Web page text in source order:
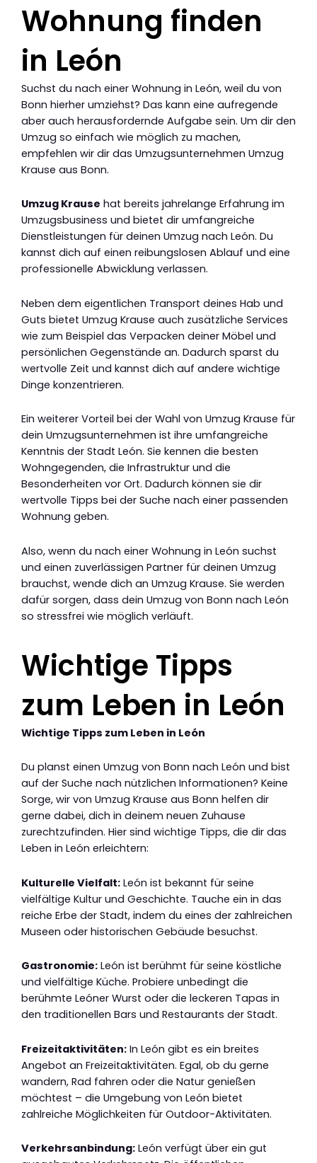
Wohnung finden
in León
Suchst du nach einer Wohnung in León, weil du von
Bonn hierher umziehst? Das kann eine aufregende
aber auch herausfordernde Aufgabe sein. Um dir den
Umzug so einfach wie möglich zu machen,
empfehlen wir dir das Umzugsunternehmen Umzug
Krause aus Bonn.
Umzug Krause hat bereits jahrelange Erfahrung im
Umzugsbusiness und bietet dir umfangreiche
Dienstleistungen für deinen Umzug nach León. Du
kannst dich auf einen reibungslosen Ablauf und eine
professionelle Abwicklung verlassen.
Neben dem eigentlichen Transport deines Hab und
Guts bietet Umzug Krause auch zusätzliche Services
wie zum Beispiel das Verpacken deiner Möbel und
persönlichen Gegenstände an. Dadurch sparst du
wertvolle Zeit und kannst dich auf andere wichtige
Dinge konzentrieren.
Ein weiterer Vorteil bei der Wahl von Umzug Krause für
dein Umzugsunternehmen ist ihre umfangreiche
Kenntnis der Stadt León. Sie kennen die besten
Wohngegenden, die Infrastruktur und die
Besonderheiten vor Ort. Dadurch können sie dir
wertvolle Tipps bei der Suche nach einer passenden
Wohnung geben.
Also, wenn du nach einer Wohnung in León suchst
und einen zuverlässigen Partner für deinen Umzug
brauchst, wende dich an Umzug Krause. Sie werden
dafür sorgen, dass dein Umzug von Bonn nach León
so stressfrei wie möglich verläuft.
Wichtige Tipps
zum Leben in León
Wichtige Tipps zum Leben in León
Du planst einen Umzug von Bonn nach León und bist
auf der Suche nach nützlichen Informationen? Keine
Sorge, wir von Umzug Krause aus Bonn helfen dir
gerne dabei, dich in deinem neuen Zuhause
zurechtzufinden. Hier sind wichtige Tipps, die dir das
Leben in León erleichtern:
Kulturelle Vielfalt: León ist bekannt für seine
vielfältige Kultur und Geschichte. Tauche ein in das
reiche Erbe der Stadt, indem du eines der zahlreichen
Museen oder historischen Gebäude besuchst.
Gastronomie: León ist berühmt für seine köstliche
und vielfältige Küche. Probiere unbedingt die
berühmte Leóner Wurst oder die leckeren Tapas in
den traditionellen Bars und Restaurants der Stadt.
Freizeitaktivitäten: In León gibt es ein breites
Angebot an Freizeitaktivitäten. Egal, ob du gerne
wandern, Rad fahren oder die Natur genießen
möchtest – die Umgebung von León bietet
zahlreiche Möglichkeiten für Outdoor-Aktivitäten.
Verkehrsanbindung: León verfügt über ein gut